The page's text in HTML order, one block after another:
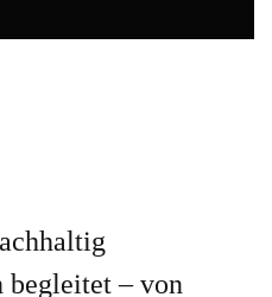
begleitet – von